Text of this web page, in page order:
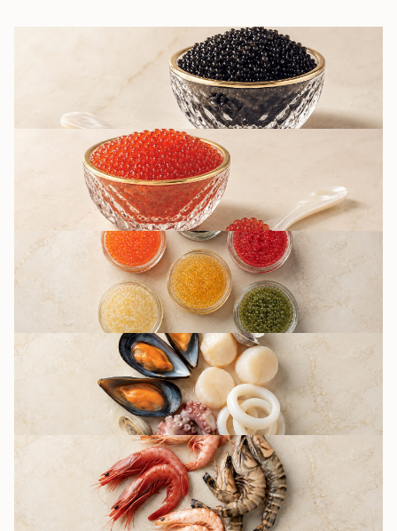
ЧЁРНАЯ ИКРА
КРАСНАЯ ИКРА
ДРУГИЕ ВИДЫ
ИКРЫ / ИМИТАЦИЯ
МОРСКИЕ
ДЕЛИКАТЕСЫ
КРЕВЕТКИ